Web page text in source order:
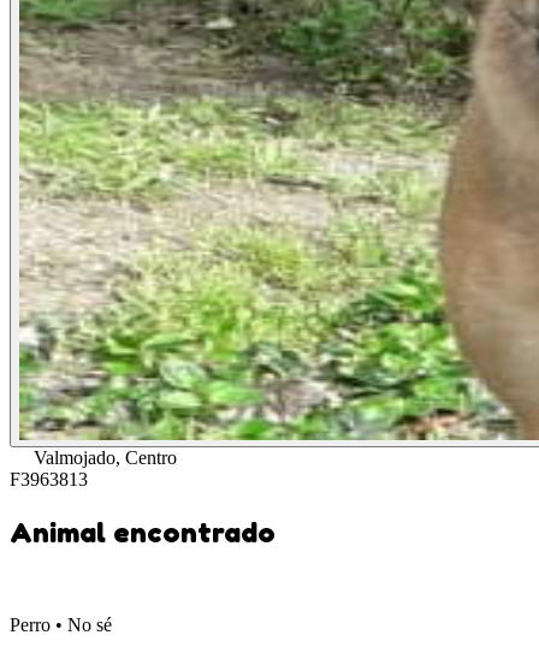
Valmojado, Centro
F3963813
Animal encontrado
Perro • No sé